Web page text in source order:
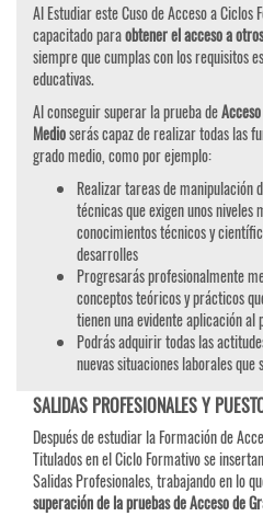
Al Estudiar este Cuso de Acceso a Ciclos
capacitado paraobtener el acceso a
siempre que cumplas con los requisitos
educativas.
Al conseguir superar la prueba de
Medioserás capaz de realizar todas las
grado medio, como por ejemplo:
Realizar tareas de manipulación
técnicas que exigen unos niveles
conocimientos técnicos y
desarrolles
Progresarás profesionalmente
conceptos teóricos y prácticos
tienen una evidente aplicación al
Podrás adquirir todas las
nuevas situaciones laborales que
SALIDAS PROFESIONALES Y
Después de estudiar la Formación de
Titulados en el Ciclo Formativo se
Salidas Profesionales, trabajando en lo
superación de la pruebas de Acceso de